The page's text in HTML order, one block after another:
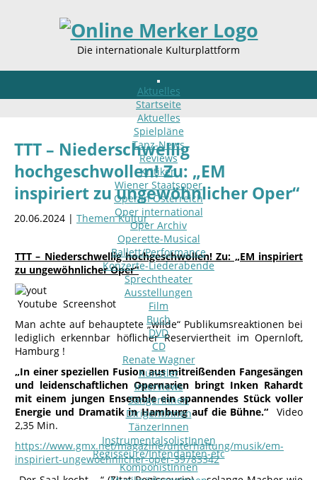
Die internationale Kulturplattform
Aktuelles
Startseite
Aktuelles
Spielpläne
Tanz-News
Reviews
Kritiken
Wiener Staatsoper
Oper in Österreich
Oper international
Oper Archiv
Operette-Musical
Ballett/Performance
Konzerte-Liederabende
Sprechtheater
Ausstellungen
Film
Buch
DVD
CD
Renate Wagner
Künstler
Interviews
SängerInnen
DirigentInnen
TänzerInnen
InstrumentalsolistInnen
Regisseure/Intendanten-etc
KomponistInnen
TTT – Niederschwellig
hochgeschwollen! Zu: „EM
inspiriert zu ungewöhnlicher Oper“
20.06.2024 | Themen Kultur
TTT – Niederschwellig hochgeschwollen! Zu: „EM inspiriert
zu ungewöhnlicher Oper“
Youtube Screenshot
Man achte auf behauptete „wilde“ Publikumsreaktionen bei
lediglich erkennbar höflicher Reserviertheit im Opernloft,
Hamburg !
„In einer speziellen Fusion aus mitreißenden Fangesängen
und leidenschaftlichen Opernarien bringt Inken Rahardt
mit einem jungen Ensemble ein spannendes Stück voller
Energie und Dramatik in Hamburg auf die Bühne.“ Video
2,35 Min.
https://www.gmx.net/magazine/unterhaltung/musik/em-
inspiriert-ungewoehnlicher-oper-39783342